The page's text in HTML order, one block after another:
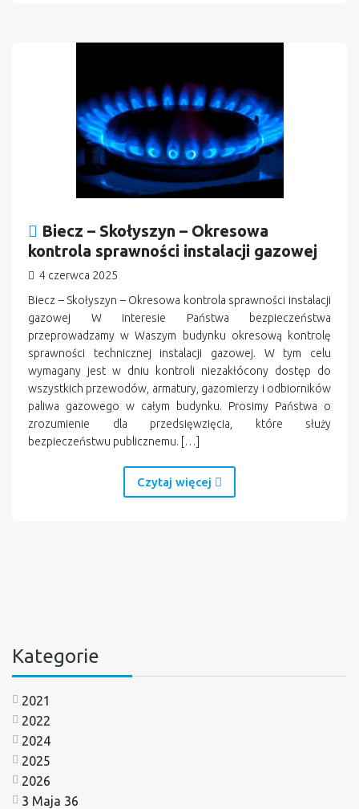
Biecz – Skołyszyn – Okresowa
kontrola sprawności instalacji gazowej
4 czerwca 2025
Biecz – Skołyszyn – Okresowa kontrola sprawności instalacji
gazowej W interesie Państwa bezpieczeństwa
przeprowadzamy w Waszym budynku okresową kontrolę
sprawności technicznej instalacji gazowej. W tym celu
wymagany jest w dniu kontroli niezakłócony dostęp do
wszystkich przewodów, armatury, gazomierzy i odbiorników
paliwa gazowego w całym budynku. Prosimy Państwa o
zrozumienie dla przedsięwzięcia, które służy
bezpieczeństwu publicznemu. […]
Czytaj więcej
Kategorie
2021
2022
2024
2025
2026
3 Maja 36